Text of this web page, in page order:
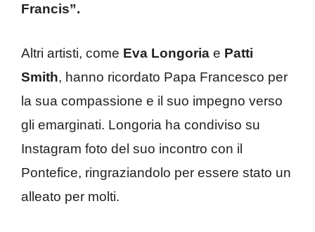
Francis”.
Altri artisti, come Eva Longoria e Patti
Smith, hanno ricordato Papa Francesco per
la sua compassione e il suo impegno verso
gli emarginati. Longoria ha condiviso su
Instagram foto del suo incontro con il
Pontefice, ringraziandolo per essere stato un
alleato per molti.